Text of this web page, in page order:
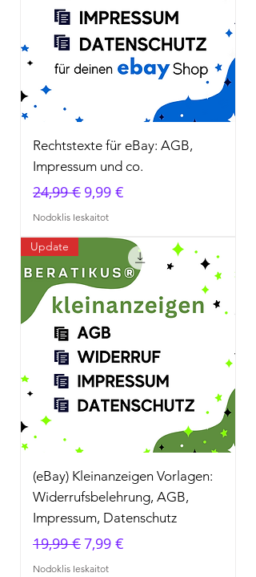
Rechtstexte für eBay: AGB,
Impressum und co.
Parastā cena
24,99 € Izpārdošanas cena
9,99 €
Nodoklis Ieskaitot
Update
(eBay) Kleinanzeigen Vorlagen:
Widerrufsbelehrung, AGB,
Impressum, Datenschutz
Parastā cena
19,99 €Izpārdošanas cena
7,99 €
Nodoklis Ieskaitot